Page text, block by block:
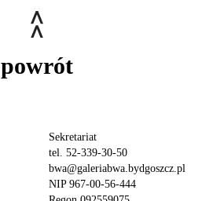
powrót
Sekretariat
tel. 52-339-30-50
bwa@galeriabwa.bydgoszcz.pl
NIP 967-00-56-444